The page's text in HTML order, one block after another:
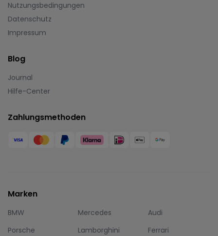
Nutzungsbedingungen
Datenschutz
Impressum
Blog
Journal
Hilfe-Center
Zahlungsmethoden
Marken
BMW Mercedes
Audi
Porsche
Lamborghini
Ferrari